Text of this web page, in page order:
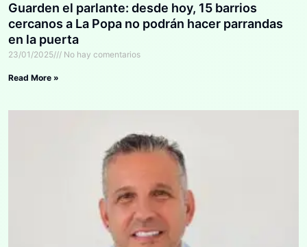
Guarden el parlante: desde hoy, 15 barrios
cercanos a La Popa no podrán hacer parrandas
en la puerta
23/01/2025 No hay comentarios
Read More »